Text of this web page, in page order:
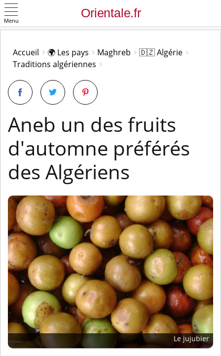
Menu
Accueil 🌍 Les pays Maghreb
🇩🇿 Algérie
Traditions algériennes
Aneb un des fruits
d'automne préférés
des Algériens
Le jujubier